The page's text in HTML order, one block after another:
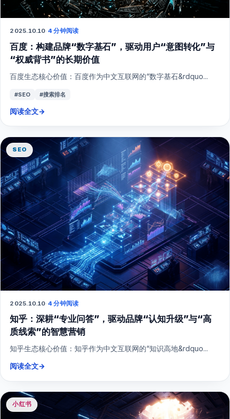
2025.10.10·4 分钟阅读
百度：构建品牌“数字基石”，驱动用户“意图转化”与
“权威背书”的长期价值
百度生态核心价值：百度作为中文互联网的“数字基石&rdquo...
#SEO #搜索排名
阅读全文→
SEO
2025.10.10·4 分钟阅读
知乎：深耕“专业问答”，驱动品牌“认知升级”与“高
质线索”的智慧营销
知乎生态核心价值：知乎作为中文互联网的“知识高地&rdquo...
阅读全文→
小红书